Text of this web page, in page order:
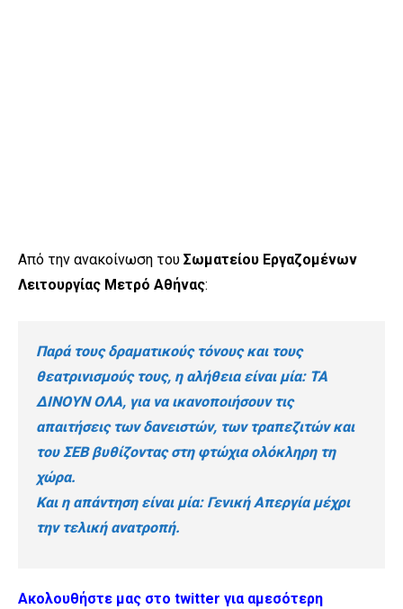
Από την ανακοίνωση του Σωματείου Εργαζομένων
Λειτουργίας Μετρό Αθήνας:
Παρά τους δραματικούς τόνους και τους
θεατρινισμούς τους, η αλήθεια είναι μία: ΤΑ
ΔΙΝΟΥΝ ΟΛΑ, για να ικανοποιήσουν τις
απαιτήσεις των δανειστών, των τραπεζιτών και
του ΣΕΒ βυθίζοντας στη φτώχια ολόκληρη τη
χώρα.
Και η απάντηση είναι μία: Γενική Απεργία μέχρι
την τελική ανατροπή.
Ακολουθήστε μας στο twitter για αμεσότερη